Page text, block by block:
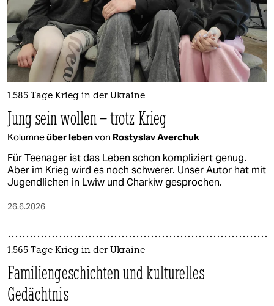
1.585 Tage Krieg in der Ukraine
Jung sein wollen – trotz Krieg
Kolumneüber lebenvon Rostyslav Averchuk
Für Teenager ist das Leben schon kompliziert genug.
Aber im Krieg wird es noch schwerer. Unser Autor hat mit
Jugendlichen in Lwiw und Charkiw gesprochen.
26.6.2026
1.565 Tage Krieg in der Ukraine
Familiengeschichten und kulturelles
Gedächtnis